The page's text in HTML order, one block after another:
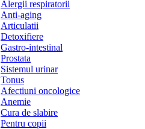
Alergii respiratorii
Anti-aging
Articulatii
Detoxifiere
Gastro-intestinal
Prostata
Sistemul urinar
Tonus
Afectiuni oncologice
Anemie
Cura de slabire
Pentru copii